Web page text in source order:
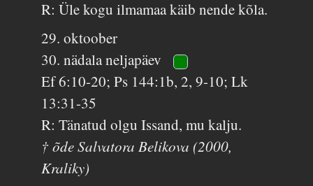
R: Üle kogu ilmamaa käib nende kõla.
29. oktoober
30. nädala neljapäev
Ef 6:10-20; Ps 144:1b, 2, 9-10; Lk
13:31-35
R: Tänatud olgu Issand, mu kalju.
† õde Salvatora Belikova (2000,
Kraliky)